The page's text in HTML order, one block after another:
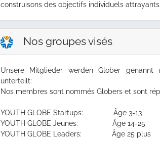
construisons des objectifs individuels attrayants.
Nos groupes visés
Unsere Mitglieder werden Glober
unterteilt:
Nos membres sont nommés Globers et sont
YOUTH GLOBE Startups: Âge 3-13
YOUTH GLOBE Jeunes: Âge 14-25
YOUTH GLOBE Leaders: Âge 25 plus